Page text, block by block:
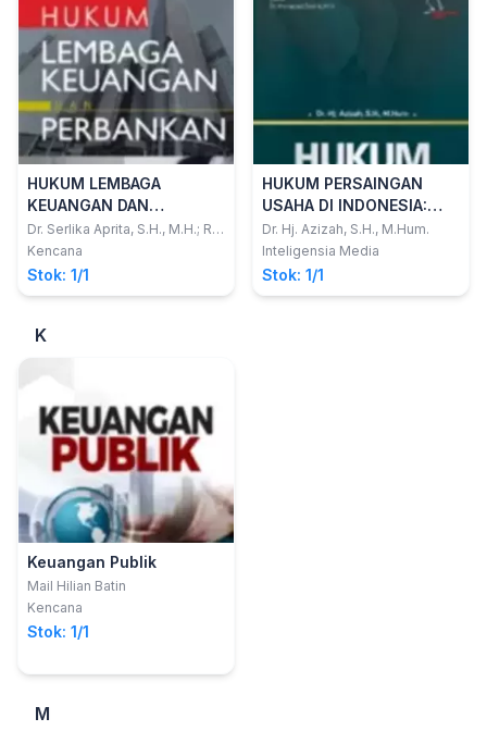
Sumartini Putr
HUKUM LEMBAGA
KEUANGAN DAN
PERBANKAN
Dr. Serlika Aprita, S.H., M.H.; Rio
Adhitya, S.T., S.H., M.Kn.
Kencana
Stok: 1/1
HUKUM PERSAINGAN
USAHA DI INDONESIA:
Dalam Pendekatan
Normatif dan Empiris
Dr. Hj. Azizah, S.H., M.Hum.
Inteligensia Media
Stok: 1/1
K
Keuangan Publik
Mail Hilian Batin
Kencana
Stok: 1/1
M